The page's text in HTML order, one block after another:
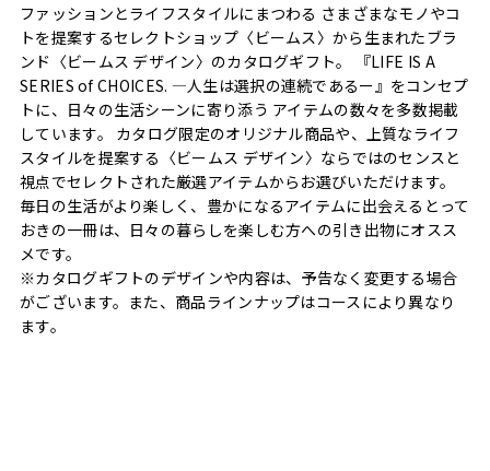
ファッションとライフスタイルにまつわる さまざまなモノやコ
トを提案するセレクトショップ〈ビームス〉から生まれたブラ
ンド〈ビームス デザイン〉のカタログギフト。 『LIFE IS A
SERIES of CHOICES. —人生は選択の連続であるー』をコンセプ
トに、日々の生活シーンに寄り添う アイテムの数々を多数掲載
しています。 カタログ限定のオリジナル商品や、上質なライフ
スタイルを提案する〈ビームス デザイン〉ならではのセンスと
視点でセレクトされた厳選アイテムからお選びいただけます。
毎日の生活がより楽しく、豊かになるアイテムに出会えるとって
おきの一冊は、日々の暮らしを楽しむ方への引き出物にオスス
メです。
※カタログギフトのデザインや内容は、予告なく変更する場合
がございます。また、商品ラインナップはコースにより異なり
ます。